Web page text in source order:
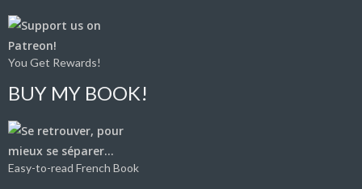
You Get Rewards!
BUY MY BOOK!
Easy-to-read French Book